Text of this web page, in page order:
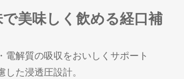
物を続ける カートへ進む
で美味しく飲める経口補
電解質の吸収をおいしくサポート
た浸透圧設計。